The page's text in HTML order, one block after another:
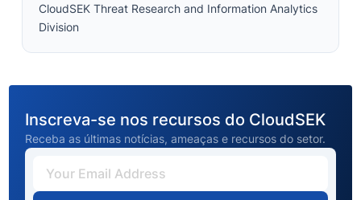
CloudSEK Threat Research and Information Analytics
Division
Inscreva-se nos recursos do CloudSEK
Receba as últimas notícias, ameaças e recursos do setor.